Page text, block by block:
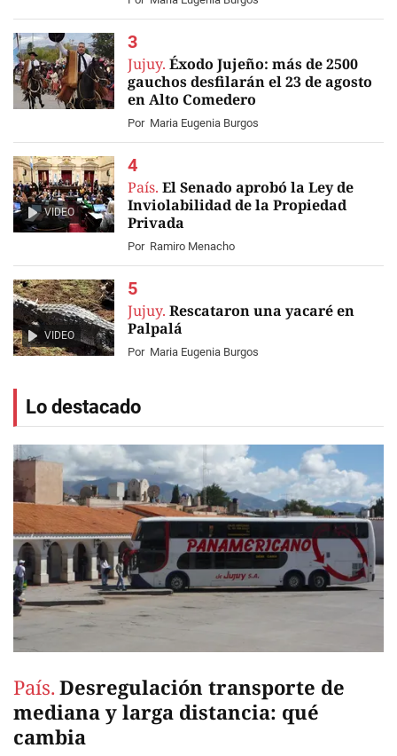
Jujuy. Éxodo Jujeño: más de 2500
gauchos desfilarán el 23 de agosto
en Alto Comedero
Por Maria Eugenia Burgos
VIDEO
País. El Senado aprobó la Ley de
Inviolabilidad de la Propiedad
Privada
Por Ramiro Menacho
VIDEO
Jujuy. Rescataron una yacaré en
Palpalá
Por Maria Eugenia Burgos
Lo destacado
País. Desregulación transporte de
mediana y larga distancia: qué
cambia